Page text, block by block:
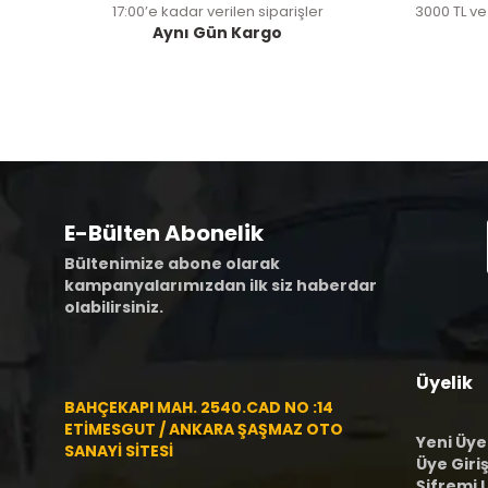
17:00’e kadar verilen siparişler
Aynı Gün Kargo
3000 TL
E-Bülten Abonelik
Bültenimize abone olarak
kampanyalarımızdan ilk siz haberdar
olabilirsiniz.
BAHÇEKAPI MAH. 2540.CAD NO :14
ETİMESGUT / ANKARA ŞAŞMAZ OTO
SANAYİ SİTESİ
Üyelik
Yeni
Üye